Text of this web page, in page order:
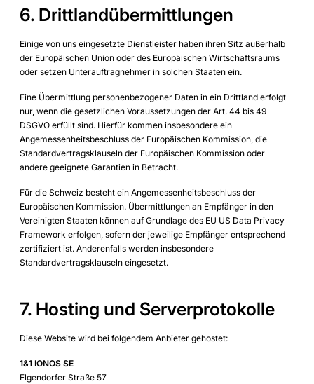
6. Drittlandübermittlungen
Einige von uns eingesetzte Dienstleister haben ihren Sitz außerhalb
der Europäischen Union oder des Europäischen Wirtschaftsraums
oder setzen Unterauftragnehmer in solchen Staaten ein.
Eine Übermittlung personenbezogener Daten in ein Drittland erfolgt
nur, wenn die gesetzlichen Voraussetzungen der Art. 44 bis 49
DSGVO erfüllt sind. Hierfür kommen insbesondere ein
Angemessenheitsbeschluss der Europäischen Kommission, die
Standardvertragsklauseln der Europäischen Kommission oder
andere geeignete Garantien in Betracht.
Für die Schweiz besteht ein Angemessenheitsbeschluss der
Europäischen Kommission. Übermittlungen an Empfänger in den
Vereinigten Staaten können auf Grundlage des EU US Data Privacy
Framework erfolgen, sofern der jeweilige Empfänger entsprechend
zertifiziert ist. Anderenfalls werden insbesondere
Standardvertragsklauseln eingesetzt.
7. Hosting und Serverprotokolle
Diese Website wird bei folgendem Anbieter gehostet:
1&1 IONOS SE
Elgendorfer Straße 57